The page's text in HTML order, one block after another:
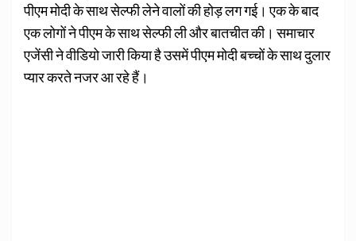
पीएम मोदी के साथ सेल्फी लेने वालों की होड़ लग गई। एक के बाद
एक लोगों ने पीएम के साथ सेल्फी ली और बातचीत की। समाचार
एजेंसी ने वीडियो जारी किया है उसमें पीएम मोदी बच्चों के साथ दुलार
प्यार करते नजर आ रहे हैं।